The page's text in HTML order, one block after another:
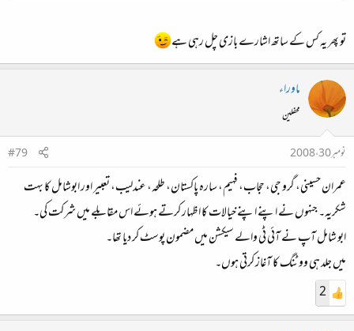
تو پھر یہ کس کے ساتھ اشارے بازی چل رہی ہے
ماوراء
محفلین
نومبر 30، 2008
#79
عمران حسینی، گرو جی، حجاب، فہیم، سارہ پاکستان، طلحہ، عندلیب، تعبیر اور ابوشامل کا بہت
شکریہ۔ جنہوں نے اپنے اپنے خیالات کا اظہار کرتے ہوئے اس مقابلے میں شرکت کی۔
ابو شامل آپ نے آئی ٹی والے سیکشن میں مضمون پوسٹ کر دیا تھا۔
میں جلد ہی ووٹنگ کا آغاز کرتی ہوں۔
2